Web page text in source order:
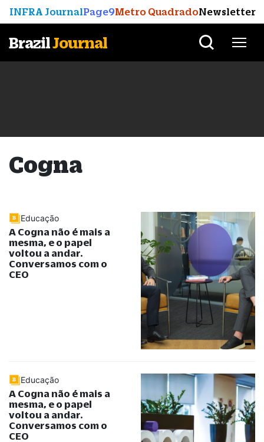
INFRA JournalPage9Metro QuadradoNewsletter
BrazilJournal
Cogna
Educação
A Cogna não é mais a
mesma, e o papel
voltou a andar.
Conversamos com o
CEO
Educação
A Cogna não é mais a
mesma, e o papel
voltou a andar.
Conversamos com o
CEO